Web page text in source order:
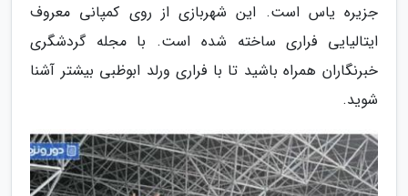
جزیره یاس است. این شهربازی از روی کمپانی معروف
ایتالیایی فراری ساخته شده است. با مجله گردشگری
خبرنگاران همراه باشید تا با فراری ورلد ابوظبی بیشتر آشنا
شوید.